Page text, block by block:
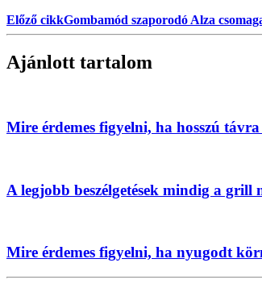
Előző cikkGombamód szaporodó Alza
Ajánlott tartalom
Mire érdemes figyelni, ha hosszú
A legjobb beszélgetések mindig a grill
Mire érdemes figyelni, ha nyugodt